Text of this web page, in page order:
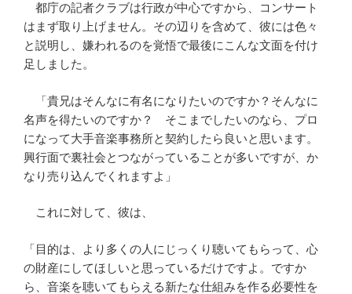
都庁の記者クラブは行政が中心ですから、コンサート
はまず取り上げません。その辺りを含めて、彼には色々
と説明し、嫌われるのを覚悟で最後にこんな文面を付け
足しました。
「貴兄はそんなに有名になりたいのですか？そんなに
名声を得たいのですか？ そこまでしたいのなら、プロ
になって大手音楽事務所と契約したら良いと思います。
興行面で裏社会とつながっていることが多いですが、か
なり売り込んでくれますよ」
これに対して、彼は、
「目的は、より多くの人にじっくり聴いてもらって、心
の財産にしてほしいと思っているだけですよ。ですか
ら、音楽を聴いてもらえる新たな仕組みを作る必要性を